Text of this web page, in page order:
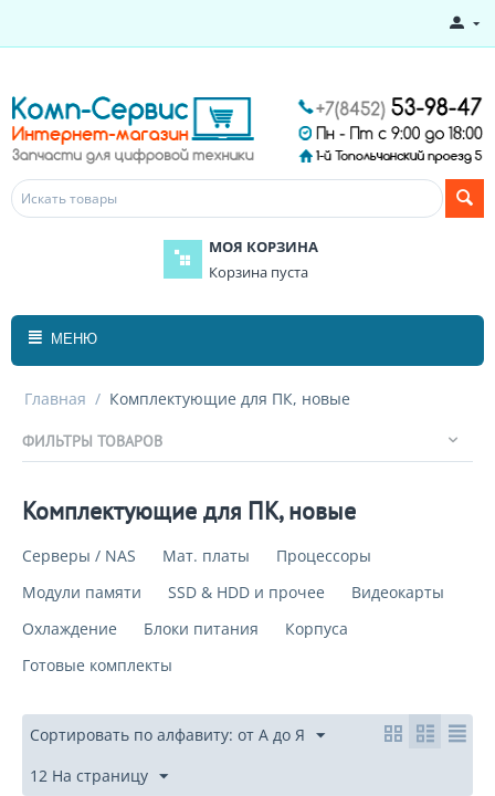
МОЯ КОРЗИНА
Корзина пуста
МЕНЮ
Главная / Комплектующие для ПК, новые
ФИЛЬТРЫ ТОВАРОВ
Комплектующие для ПК, новые
Серверы / NAS Мат. платы
Процессоры
Модули памяти
SSD & HDD и прочее
Видеокарты
Охлаждение
Блоки питания
Корпуса
Готовые комплекты
Сортировать по алфавиту: от А до Я
12 На страницу